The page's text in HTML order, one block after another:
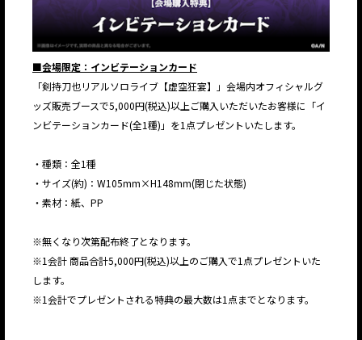
■会場限定：インビテーションカード
「剣持刀也リアルソロライブ【虚空狂宴】」会場内オフィシャルグ
ッズ販売ブースで5,000円(税込)以上ご購入いただいたお客様に「イ
ンビテーションカード(全1種)」を1点プレゼントいたします。
・種類：全1種
・サイズ(約)：W105mm×H148mm(閉じた状態)
・素材：紙、PP
※無くなり次第配布終了となります。
※1会計 商品合計5,000円(税込)以上のご購入で1点プレゼントいた
します。
※1会計でプレゼントされる特典の最大数は1点までとなります。